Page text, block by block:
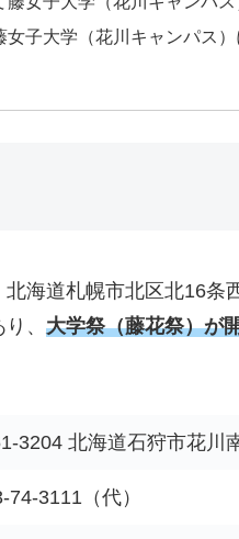
子大学（花川キャンパス）
海道札幌市北区北16条
、 大学祭（藤花祭）が
3204 北海道石狩市花川
74-3111 （代）